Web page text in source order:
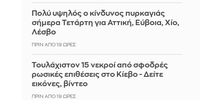
Πολύ υψηλός ο κίνδυνος πυρκαγιάς
σήμερα Τετάρτη για Αττική, Εύβοια, Χίο,
Λέσβο
ΠΡΙΝ ΑΠΌ 19 ΏΡΕΣ
Τουλάχιστον 15 νεκροί από σφοδρές
ρωσικές επιθέσεις στο Κίεβο - Δείτε
εικόνες, βίντεο
ΠΡΙΝ ΑΠΌ 19 ΏΡΕΣ